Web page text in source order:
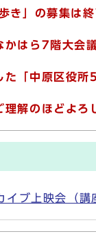
き」の募集は終
かはら7階大
「中原区役
解のほどよろ
イブ上映会（